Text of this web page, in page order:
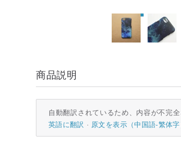
商品説明
自動翻訳されているため、内容が不完全
英語に翻訳
原文を表示（中国語-繁体字